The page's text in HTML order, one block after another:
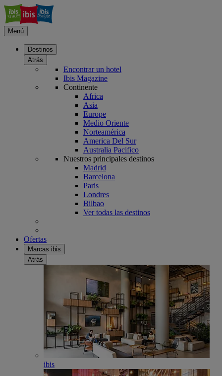
Menú
Destinos
Atrás
Encontrar un hotel
Ibis Magazine
Continente
Africa
Asia
Europe
Medio Oriente
Norteamérica
America Del Sur
Australia Pacifico
Nuestros principales destinos
Madrid
Barcelona
Paris
Londres
Bilbao
Ver todas las destinos
Ofertas
Marcas ibis
Atrás
ibis